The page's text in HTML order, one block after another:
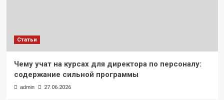
Статьи
Чему учат на курсах для директора по персоналу:
содержание сильной программы
admin 27.06.2026